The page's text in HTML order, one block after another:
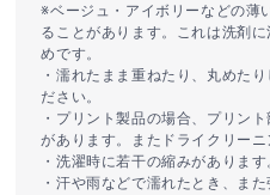
※ベージュ・アイボリーなどの薄
ることがあります。これは洗剤
めです。
・濡れたまま重ねたり、丸めた
ださい。
・プリント製品の場合、プリン
があります。またドライクリーニ
・洗濯時に若干の縮みがあります
・汗や雨などで濡れたとき、ま